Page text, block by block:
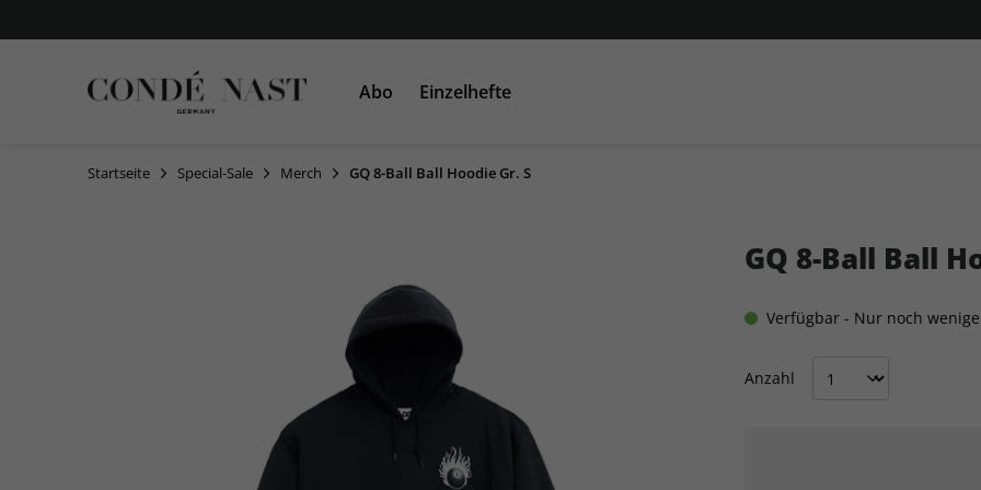
Abo Einzelhefte
Startseite Special-Sale Merch GQ 8-Ball Ball Hoodie Gr. S
GQ 8-Ball Ball
Verfügbar - Nur noch
Anzahl